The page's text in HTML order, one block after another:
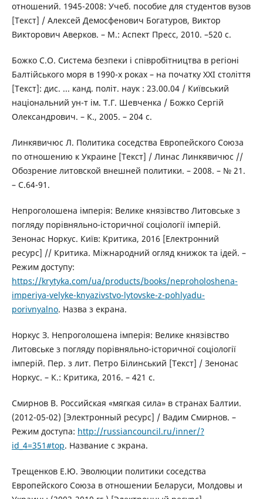
отношений. 1945-2008: Учеб. пособие для студентов вузов
[Текст] / Алексей Демосфенович Богатуров, Виктор
Викторович Аверков. – М.: Аспект Пресс, 2010. –520 с.
Божко С.О. Система безпеки і співробітництва в регіоні
Балтійського моря в 1990-х роках – на початку ХХІ століття
[Текст]: дис. ... канд. політ. наук : 23.00.04 / Київський
національний ун-т ім. Т.Г. Шевченка / Божко Сергій
Олександрович. – К., 2005. – 204 с.
Линкявичюс Л. Политика соседства Европейского Союза
по отношению к Украине [Текст] / Линас Линкявичюс //
Обозрение литовской внешней политики. – 2008. – № 21.
– С.64-91.
Непроголошена імперія: Велике князівство Литовське з
погляду порівняльно-історичної соціології імперій.
Зенонас Норкус. Київ: Критика, 2016 [Електронний
ресурс] // Критика. Міжнародний огляд книжок та ідей. –
Режим доступу:
https://krytyka.com/ua/products/books/neproholoshena-
imperiya-velyke-knyazivstvo-lytovske-z-pohlyadu-
porivnyalno. Назва з екрана.
Норкус З. Непроголошена імперія: Велике князівство
Литовське з погляду порівняльно-історичної соціології
імперій. Пер. з лит. Петро Білинський [Текст] / Зенонас
Норкус. – К.: Критика, 2016. – 421 с.
Смирнов В. Российская «мягкая сила» в странах Балтии.
(2012-05-02) [Электронный ресурс] / Вадим Смирнов. –
Режим доступа: http://russiancouncil.ru/inner/?
id_4=351#top. Название с экрана.
Трещенков Е.Ю. Эволюции политики соседства
Европейского Союза в отношении Беларуси, Молдовы и